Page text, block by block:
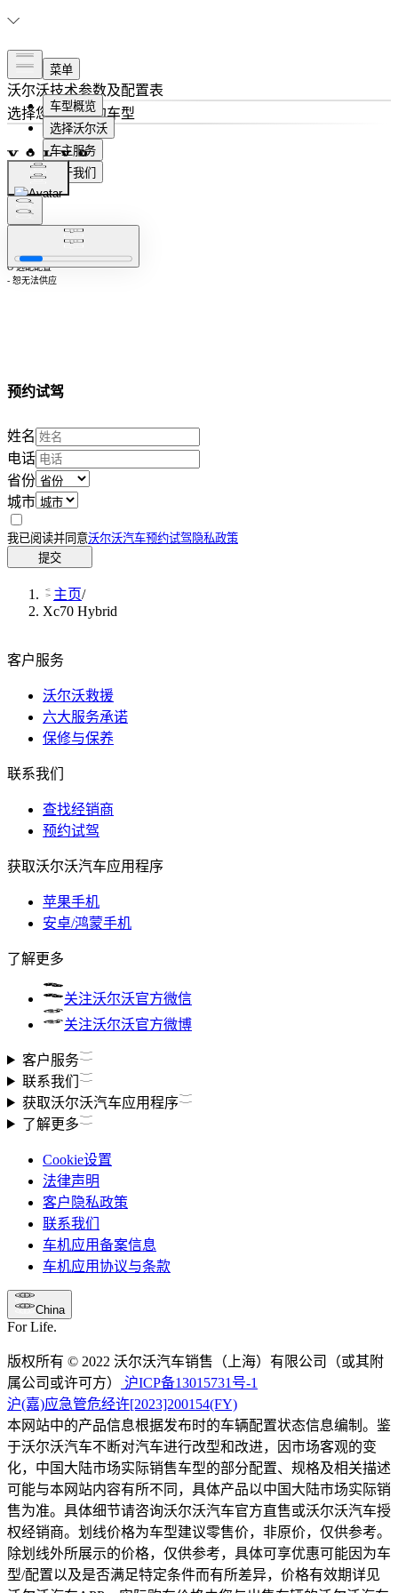
沃尔沃技术参数及配置表
选择您想了解的车型
注：S 标准配置
O 选配配置
- 恕无法供应
预约试驾
姓名
电话
省份
城市
我已阅读并同意沃尔沃汽车预约试驾隐私政策
提交
主页/
Xc70 Hybrid